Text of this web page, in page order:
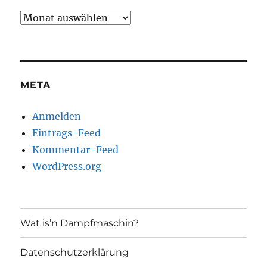
Archiv
META
Anmelden
Eintrags-Feed
Kommentar-Feed
WordPress.org
Wat is’n Dampfmaschin?
Datenschutzerklärung